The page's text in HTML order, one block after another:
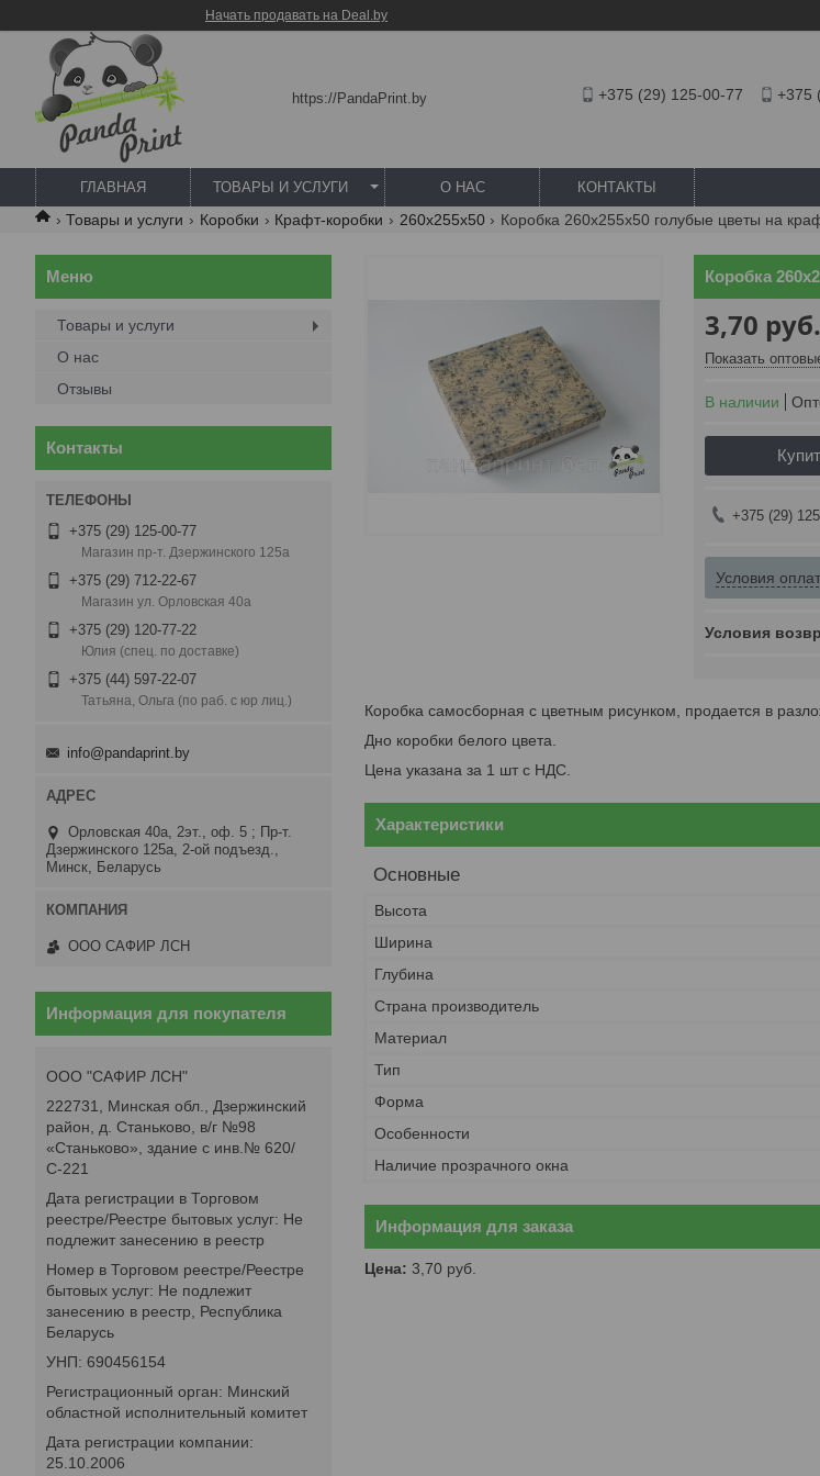
Начать продавать на Deal.by
https://PandaPrint.by +375 (29) 125-00-77 +375
ГЛАВНАЯ ТОВАРЫ И УСЛУГИ О НАС КОНТАКТЫ
Товары и услуги Коробки Крафт-коробки 260х255х50
Коробка
3,70 руб.
Показать
В наличии
+375 (29)
Условия
Коробка самосборная с цветным рисунком, продается в
Дно коробки белого цвета.
Цена указана за 1 шт с НДС.
Характеристики
Основные
Высота
Ширина
Глубина
Страна производитель
Материал
Тип
Форма
Особенности
Наличие прозрачного окна
Информация для заказа
Цена: 3,70 руб.
Товары и услуги
О нас
Отзывы
Контакты
+375 (29) 125-00-77
Магазин пр-т. Дзержинского 125а
+375 (29) 712-22-67
Магазин ул. Орловская 40а
+375 (29) 120-77-22
Юлия (спец. по доставке)
+375 (44) 597-22-07
Татьяна, Ольга (по раб. с юр лиц.)
info@pandaprint.by
Орловская 40а, 2эт., оф. 5 ; Пр-т.
Дзержинского 125а, 2-ой подъезд.,
Минск, Беларусь
ООО САФИР ЛСН
Информация для покупателя
ООО "САФИР ЛСН"
222731, Минская обл., Дзержинский
район, д. Станьково, в/г №98
«Станьково», здание с инв.№ 620/
С-221
Дата регистрации в Торговом
реестре/Реестре бытовых услуг: Не
подлежит занесению в реестр
Номер в Торговом реестре/Реестре
бытовых услуг: Не подлежит
занесению в реестр, Республика
Беларусь
УНП: 690456154
Регистрационный орган: Минский
областной исполнительный комитет
Дата регистрации компании:
25.10.2006